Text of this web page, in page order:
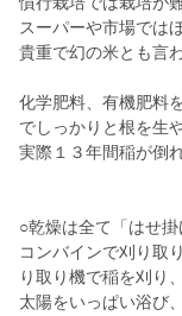
スーパーや市場では
貴重で幻の米とも言
化学肥料、有機肥料
でしっかりと根を生
実際１３年間稲が倒
○乾燥は全て「はせ掛
コンバインで刈り取
り取り機で稲を刈り
太陽をいっぱい浴び